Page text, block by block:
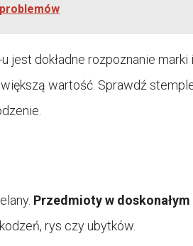
dokładne rozpoznanie marki
wartość. Sprawdź
Przedmioty w
rys czy ubytków.